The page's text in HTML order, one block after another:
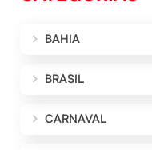
BAHIA
BRASIL
CARNAVAL